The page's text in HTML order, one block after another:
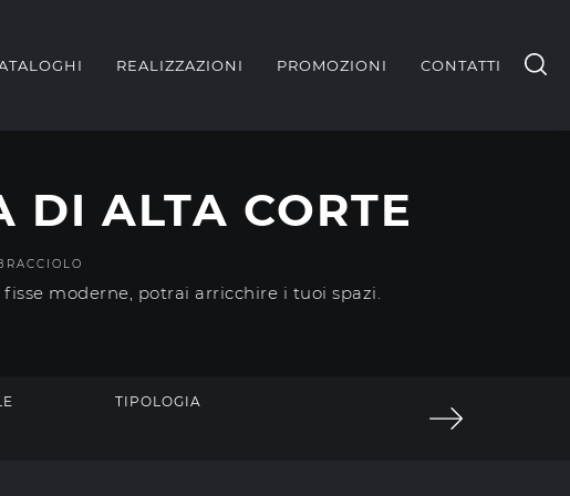
REALIZZAZIONI PROMOZIONI CONTATTI
DI ALTA CORTE
moderne, potrai arricchire i tuoi spazi.
TIPOLOGIA